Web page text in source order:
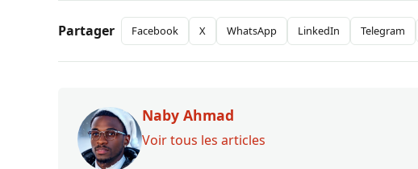
Partager Facebook X WhatsApp LinkedIn Telegram
Naby Ahmad
Voir tous les articles